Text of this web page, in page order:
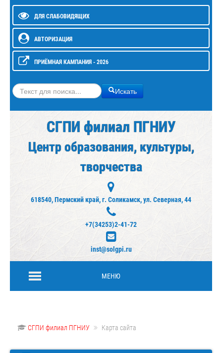
ДЛЯ СЛАБОВИДЯЩИХ
АВТОРИЗАЦИЯ
ПРИЁМНАЯ КАМПАНИЯ - 2026
Искать Искать
СГПИ филиал ПГНИУ
Центр образования, культуры,
творчества
618540, Пермский край, г. Соликамск, ул. Северная, 44
+7(34253)2-41-72
inst@solgpi.ru
МЕНЮ
СГПИ филиал ПГНИУ Карта сайта